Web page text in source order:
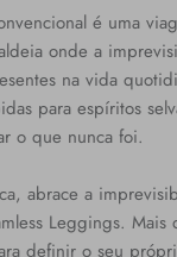
é uma
onde a
na vida
para espíritos
o que nunca foi.
abrace a
Leggings.
definir o seu